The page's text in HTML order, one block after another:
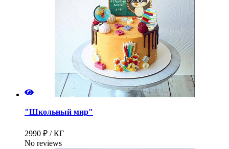
"Школьный мир"
2990 ₽ / КГ
No reviews